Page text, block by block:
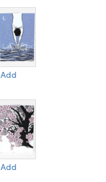
Add
Add